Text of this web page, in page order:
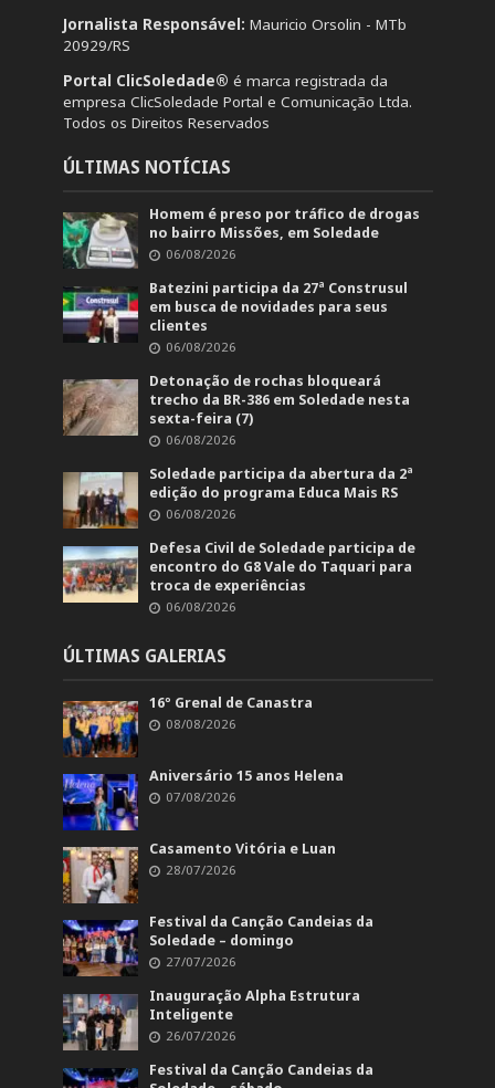
Jornalista Responsável: Mauricio Orsolin - MTb
20929/RS
Portal ClicSoledade® é marca registrada da
empresa ClicSoledade Portal e Comunicação Ltda.
Todos os Direitos Reservados
ÚLTIMAS NOTÍCIAS
Homem é preso por tráfico de drogas
no bairro Missões, em Soledade
06/08/2026
Batezini participa da 27ª Construsul
em busca de novidades para seus
clientes
06/08/2026
Detonação de rochas bloqueará
trecho da BR-386 em Soledade nesta
sexta-feira (7)
06/08/2026
Soledade participa da abertura da 2ª
edição do programa Educa Mais RS
06/08/2026
Defesa Civil de Soledade participa de
encontro do G8 Vale do Taquari para
troca de experiências
06/08/2026
ÚLTIMAS GALERIAS
16º Grenal de Canastra
08/08/2026
Aniversário 15 anos Helena
07/08/2026
Casamento Vitória e Luan
28/07/2026
Festival da Canção Candeias da
Soledade – domingo
27/07/2026
Inauguração Alpha Estrutura
Inteligente
26/07/2026
Festival da Canção Candeias da